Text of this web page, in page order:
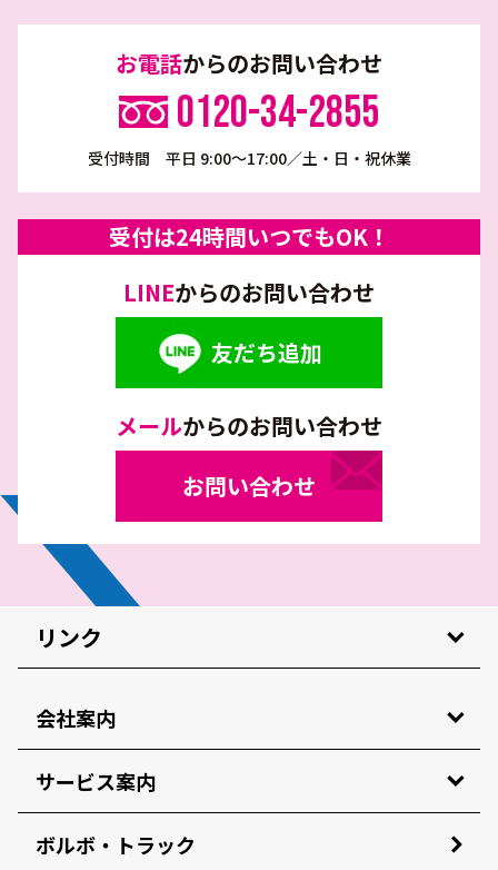
お電話からのお問い合わせ
0120-34-2855
受付時間 平日 9:00～17:00／土・日・祝休業
受付は24時間いつでもOK！
LINEからのお問い合わせ
友だち追加
メールからのお問い合わせ
お問い合わせ
リンク
会社案内
サービス案内
ボルボ・トラック